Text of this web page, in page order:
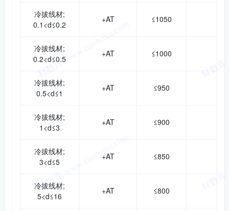
冷拔线材;
0.1<d≤0.2
+AT ≤1050
冷拔线材;
0.2<d≤0.5
+AT ≤1000
冷拔线材;
0.5<d≤1
+AT ≤950
冷拔线材;
1<d≤3
+AT ≤900
冷拔线材;
3<d≤5
+AT ≤850
冷拔线材;
5<d≤16
+AT ≤800